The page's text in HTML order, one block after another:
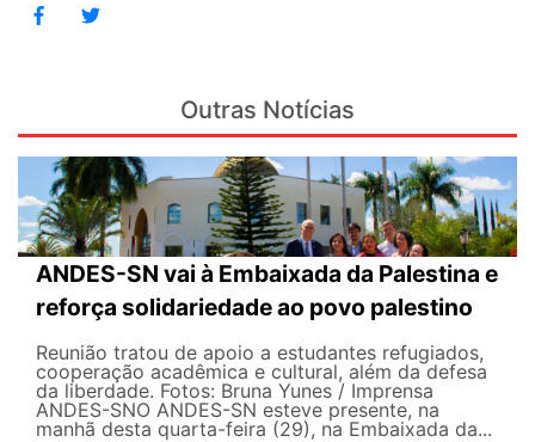
Outras Notícias
ANDES-SN vai à Embaixada da Palestina e
reforça solidariedade ao povo palestino
Reunião tratou de apoio a estudantes refugiados,
cooperação acadêmica e cultural, além da defesa
da liberdade. Fotos: Bruna Yunes / Imprensa
ANDES-SN​​​ O ANDES-SN esteve presente, na
manhã desta quarta-feira (29), na Embaixada da...